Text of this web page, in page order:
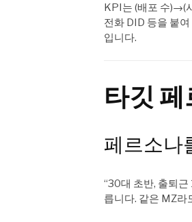
KPI는 (배포 수)→(
전화 DID 등을 붙
입니다.
타깃 페
페르소나
“30대 초반, 출퇴근
릅니다. 같은 MZ라